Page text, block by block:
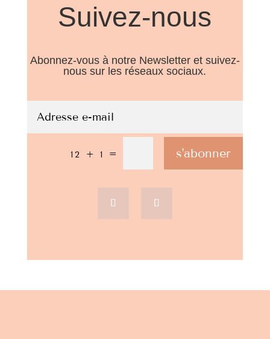
Suivez-nous
Abonnez-vous à notre Newsletter et suivez-
nous sur les réseaux sociaux.
12 + 1 = s'abonner